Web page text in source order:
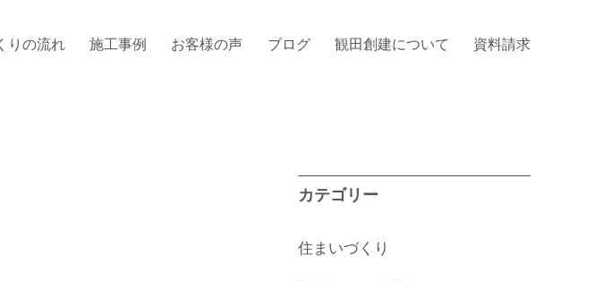
りの流れ 施工事例 お客様の声 ブログ 観田創建について 資料請求
カテゴリー
住まいづくり